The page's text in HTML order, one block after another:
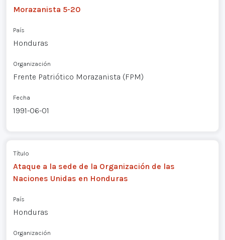
Morazanista 5-20
País
Honduras
Organización
Frente Patriótico Morazanista (FPM)
Fecha
1991-06-01
Título
Ataque a la sede de la Organización de las
Naciones Unidas en Honduras
País
Honduras
Organización